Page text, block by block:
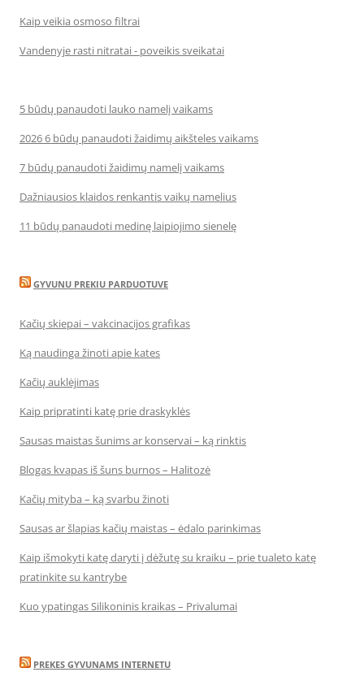
Kaip veikia osmoso filtrai
Vandenyje rasti nitratai - poveikis sveikatai
5 būdų panaudoti lauko namelį vaikams
2026 6 būdų panaudoti žaidimų aikšteles vaikams
7 būdų panaudoti žaidimų namelį vaikams
Dažniausios klaidos renkantis vaikų namelius
11 būdų panaudoti medinę laipiojimo sienelę
GYVUNU PREKIU PARDUOTUVE
Kačių skiepai – vakcinacijos grafikas
Ką naudinga žinoti apie kates
Kačių auklėjimas
Kaip pripratinti katę prie draskyklės
Sausas maistas šunims ar konservai – ką rinktis
Blogas kvapas iš šuns burnos – Halitozė
Kačių mityba – ką svarbu žinoti
Sausas ar šlapias kačių maistas – ėdalo parinkimas
Kaip išmokyti katę daryti į dėžutę su kraiku – prie tualeto katę
pratinkite su kantrybe
Kuo ypatingas Silikoninis kraikas – Privalumai
PREKES GYVUNAMS INTERNETU